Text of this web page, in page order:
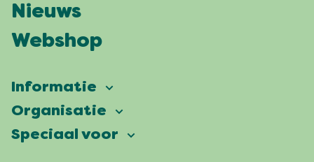
Nieuws
Webshop
Informatie
Vierdaagsefeesten
Veelgestelde vragen
Organisatie
Onze ambitie
Speciaal voor